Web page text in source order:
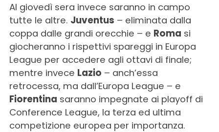
Al giovedì sera invece saranno in campo
tutte le altre. Juventus – eliminata dalla
coppa dalle grandi orecchie – e Roma si
giocheranno i rispettivi spareggi in Europa
League per accedere agli ottavi di finale;
mentre invece Lazio – anch’essa
retrocessa, ma dall’Europa League – e
Fiorentina saranno impegnate ai playoff di
Conference League, la terza ed ultima
competizione europea per importanza.